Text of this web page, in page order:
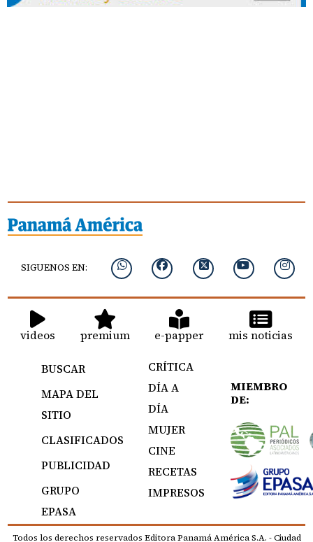
SIGUENOS EN:
videos premium e-papper mis noticias
BUSCAR
MAPA DEL
SITIO
CLASIFICADOS
PUBLICIDAD
GRUPO
EPASA
CRÍTICA
DÍA A
DÍA
MUJER
CINE
RECETAS
IMPRESOS
MIEMBRO
DE:
Todos los derechos reservados Editora Panamá América S.A. - Ciudad